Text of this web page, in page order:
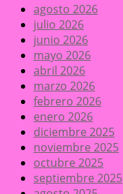
agosto 2026
julio 2026
junio 2026
mayo 2026
abril 2026
marzo 2026
febrero 2026
enero 2026
diciembre 2025
noviembre 2025
octubre 2025
septiembre 2025